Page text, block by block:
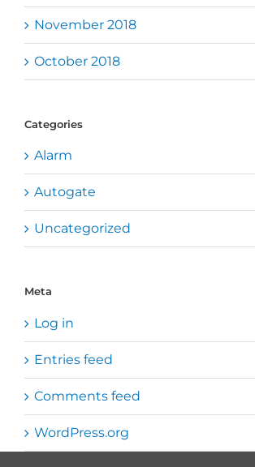
November 2018
October 2018
Categories
Alarm
Autogate
Uncategorized
Meta
Log in
Entries feed
Comments feed
WordPress.org